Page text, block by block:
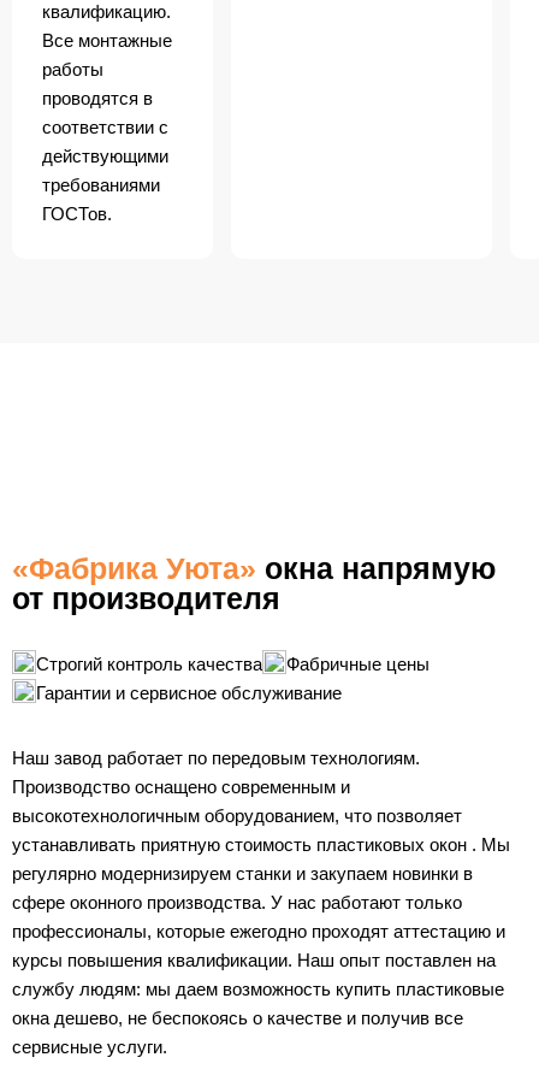
квалификацию.
Все монтажные
работы
проводятся в
соответствии с
действующими
требованиями
ГОСТов.
«Фабрика Уюта» окна напрямую
от производителя
Строгий контроль качества
Фабричные цены
Гарантии и сервисное обслуживание
Наш завод работает по передовым технологиям.
Производство оснащено современным и
высокотехнологичным оборудованием, что позволяет
устанавливать приятную стоимость пластиковых окон . Мы
регулярно модернизируем станки и закупаем новинки в
сфере оконного производства. У нас работают только
профессионалы, которые ежегодно проходят аттестацию и
курсы повышения квалификации. Наш опыт поставлен на
службу людям: мы даем возможность купить пластиковые
окна дешево, не беспокоясь о качестве и получив все
сервисные услуги.